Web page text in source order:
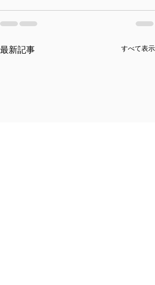
最新記事 すべて表示